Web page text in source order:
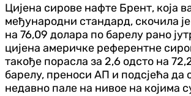
Цијена сирове нафте Брент, која
међународни стандард, скочила
на 76,09 долара по барелу рано
цијена америчке референтне
такође порасла за 2,6 одсто на
барелу, преноси АП и подсјећа да
недавно пале на нивое на којима